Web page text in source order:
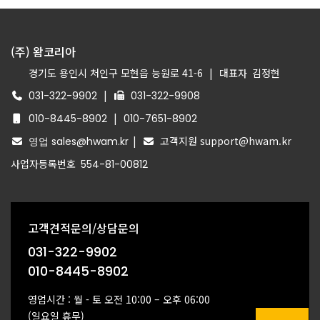
(주) 왐코리아
경기도 용인시 처인구 모현읍 능원로 41-6 | 대표자 김정현
031-322-9902 |
031-322-9908
010-8445-8902 | 010-7651-8902
영업 sales@hwam.kr |
고객지원 support@hwam.kr
사업자등록번호 554-81-00812
고객견적문의/상담문의
031-322-9902
010-8445-8902
영업시간 : 월 - 토 오전 10:00 – 오후 06:00
(일요일 휴무)